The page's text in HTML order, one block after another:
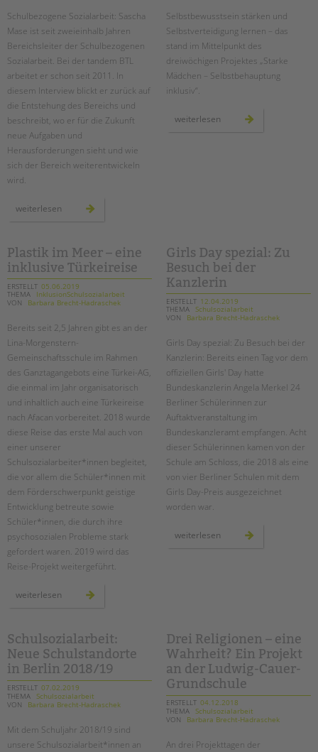
Schulbezogene Sozialarbeit: Sascha
Mase ist seit zweieinhalb Jahren
Bereichsleiter der Schulbezogenen
Sozialarbeit. Bei der tandem BTL
arbeitet er schon seit 2011. In
diesem Interview blickt er zurück auf
die Entstehung des Bereichs und
beschreibt, wo er für die Zukunft
neue Aufgaben und
Herausforderungen sieht und wie
sich der Bereich weiterentwickeln
wird.
weiterlesen herausforderungen
schulsozialarbeit
Selbstbewusstsein stärken und
Selbstverteidigung lernen – das
stand im Mittelpunkt des
dreiwöchigen Projektes „Starke
Mädchen – Selbstbehauptung
inklusiv“.
weiterlesen
mädchen
Plastik im Meer – eine
inklusive Türkeireise
ERSTELLT 05.06.2019
THEMA
InklusionSchulsozialarbeit
VON
Barbara Brecht-Hadraschek
Bereits seit 2,5 Jahren gibt es an der
Lina-Morgenstern-
Gemeinschaftsschule im Rahmen
des Ganztagangebots eine Türkei-AG,
die einmal im Jahr organisatorisch
und inhaltlich auch eine Türkeireise
nach Afacan vorbereitet. 2018 wurde
diese Reise das erste Mal auch von
einer unserer
Schulsozialarbeiter*innen begleitet,
die vor allem die Schüler*innen mit
dem Förderschwerpunkt geistige
Entwicklung betreute sowie
Schüler*innen, die durch ihre
psychosozialen Probleme stark
gefordert waren. 2019 wird das
Reise-Projekt weitergeführt.
weiterlesen plastik
inklusive
türkeireise
Girls Day spezial: Zu
Besuch bei der
Kanzlerin
ERSTELLT 12.04.2019
THEMA Schulsozialarbeit
VON
Barbara Brecht-Hadraschek
Girls Day spezial: Zu Besuch bei der
Kanzlerin: Bereits einen Tag vor dem
offiziellen Girls' Day hatte
Bundeskanzlerin Angela Merkel 24
Berliner Schülerinnen zur
Auftaktveranstaltung im
Bundeskanzleramt empfangen. Acht
dieser Schülerinnen kamen von der
Schule am Schloss, die 2018 als eine
von vier Berliner Schulen mit dem
Girls Day-Preis ausgezeichnet
worden war.
weiterlesen
Schulsozialarbeit:
Neue Schulstandorte
in Berlin 2018/19
ERSTELLT 07.02.2019
THEMA Schulsozialarbeit
VON
Barbara Brecht-Hadraschek
Mit dem Schuljahr 2018/19 sind
unsere Schulsozialarbeit*innen an
Drei Religionen – eine
Wahrheit? Ein Projekt
an der Ludwig-Cauer-
Grundschule
ERSTELLT 04.12.2018
THEMA Schulsozialarbeit
VON
Barbara Brecht-Hadraschek
An drei Projekttagen der